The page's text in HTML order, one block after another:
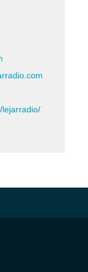
lejarradio/